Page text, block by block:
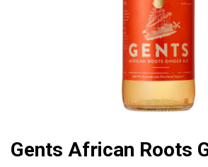
Gents African Roots